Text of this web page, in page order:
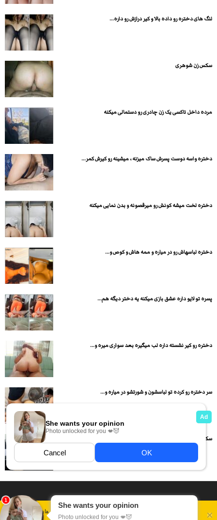
لنگ های دختره رو داده بالا و کیر درازش رو داره...
سکس زن شوهری
مرده داخل تاکسی یک زن چادری رو دستمالی میکنه
دختره واسه دوست پسرش ساک میزنه ، میشینه رو کیرش کمر...
دختره لخت میشه کونش رو میرقصونه و بدن نمایی میکنه
دختره لباسهاش رو در میاره و ممه هاش و کوص و...
پسره تو لایو داره عشق بازی میکنه یه دختر دیگه هم...
دختره رو کیر نشسته داره لب میگیره بعد سواری میره و...
سر دختره رو کرده تو لباسشون و شورتشو در میاره و...
سکس با دوست دختر داغ حشری
دسته بندی فیلم های سکسی انجمن های سکسی